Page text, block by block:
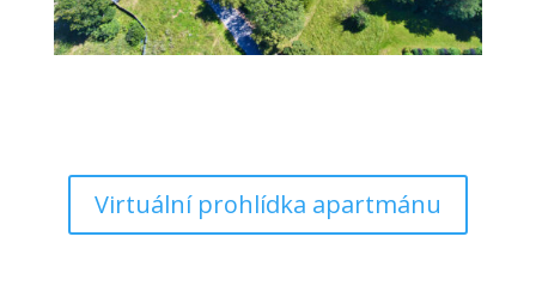
Virtuální prohlídka apartmánu